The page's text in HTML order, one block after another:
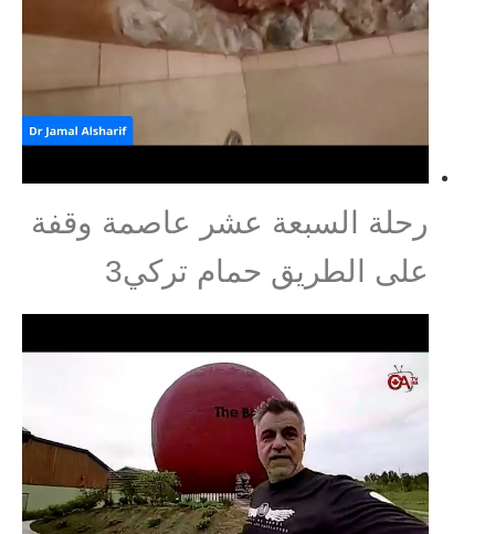
رحلة السبعة عشر عاصمة وقفة
على الطريق حمام تركي3